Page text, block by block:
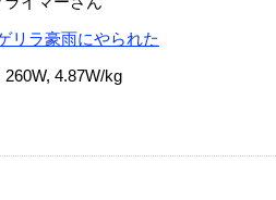
ラ豪雨にやられた
260W, 4.87W/kg